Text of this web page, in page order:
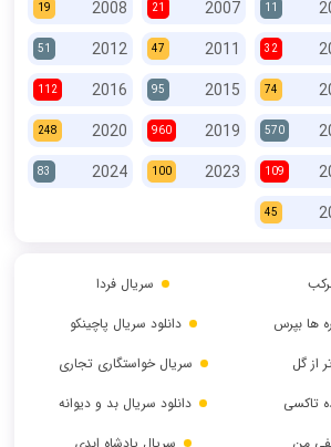
11
2007
21
2008
19
32
2011
47
2012
51
74
2015
95
2016
112
570
2019
960
2020
248
109
2023
100
2024
83
45
ها بپرس
از گل
تاکسی
من
سریال فردا
دانلود سریال پاچینکو
سریال خواستگاری تجاری
دانلود سریال بد و دیوانه
سریال پادشاه ابدی